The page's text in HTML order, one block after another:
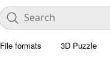
File formats 3D Puzzle